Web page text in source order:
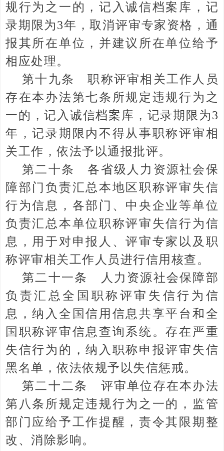
规行为之一的，记入诚信档案库，记
录期限为3年，取消评审专家资格，通
报其所在单位，并建议所在单位给予
相应处理。
第十九条 职称评审相关工作人员
存在本办法第七条所规定违规行为之
一的，记入诚信档案库，记录期限为3
年，记录期限内不得从事职称评审相
关工作，依法予以通报批评。
第二十条 各省级人力资源社会保
障部门负责汇总本地区职称评审失信
行为信息，各部门、中央企业等单位
负责汇总本单位职称评审失信行为信
息，用于对申报人、评审专家以及职
称评审相关工作人员进行信用核查。
第二十一条 人力资源社会保障部
负责汇总全国职称评审失信行为信
息，纳入全国信用信息共享平台和全
国职称评审信息查询系统。存在严重
失信行为的，纳入职称申报评审失信
黑名单，依法依规予以失信惩戒。
第二十二条 评审单位存在本办法
第八条所规定违规行为之一的，监管
部门应给予工作提醒，责令其限期整
改、消除影响。